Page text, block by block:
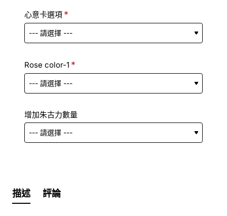
心意卡選項
Rose color-1
增加朱古力數量
描述 評論